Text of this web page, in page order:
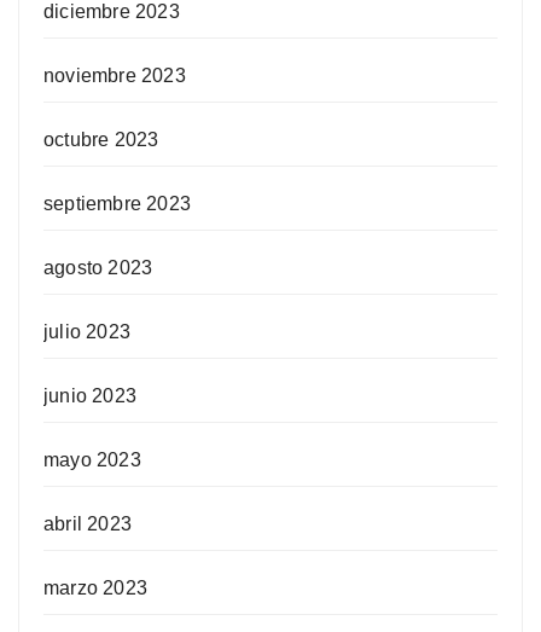
diciembre 2023
noviembre 2023
octubre 2023
septiembre 2023
agosto 2023
julio 2023
junio 2023
mayo 2023
abril 2023
marzo 2023